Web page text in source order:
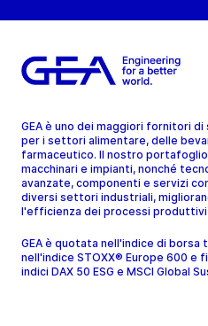
GEA è uno dei maggiori fornitori di
per i settori alimentare, delle
farmaceutico. Il nostro
macchinari e impianti, nonché
avanzate, componenti e servizi
diversi settori industriali,
l'efficienza dei processi produttivi
GEA è quotata nell'indice di borsa
nell'indice STOXX® Europe 600 e
indici DAX 50 ESG e MSCI Global